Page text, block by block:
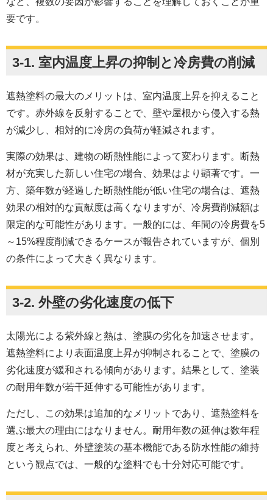
要です。
3-1. 室内温度上昇の抑制と冷房費の削減
遮熱塗料の最大のメリットは、室内温度上昇を抑えること
です。赤外線を反射することで、壁や屋根から侵入する熱
が減少し、相対的に冷房の負荷が軽減されます。
実際の効果は、建物の断熱性能によって変わります。断熱
材が充実した新しい住宅の場合、効果はより顕著です。一
方、築年数が経過した断熱性能が低い住宅の場合は、遮熱
効果の相対的な貢献度は高くなりますが、冷房費削減額は
限定的な可能性があります。一般的には、年間の冷房費を5
～15%程度削減できるケースが報告されていますが、個別
の条件によって大きく異なります。
3-2. 外壁の劣化速度の低下
太陽光による紫外線と熱は、塗膜の劣化を加速させます。
遮熱塗料により表面温度上昇が抑制されることで、塗膜の
劣化速度が緩和される傾向があります。結果として、塗装
の耐用年数が若干延伸する可能性があります。
ただし、この効果は追加的なメリットであり、遮熱塗料を
選ぶ最大の理由にはなりません。耐用年数の延伸は数年程
度と考えられ、外壁塗装の基本機能である防水性能の維持
という観点では、一般的な塗料でも十分対応可能です。